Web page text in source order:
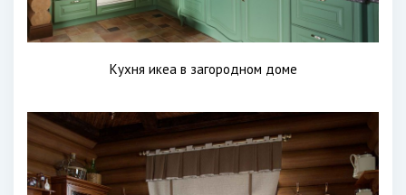
Кухня икеа в загородном доме